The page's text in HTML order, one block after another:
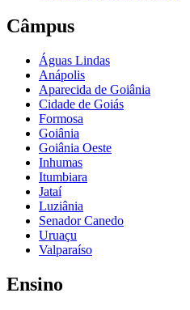
Câmpus
Águas Lindas
Anápolis
Aparecida de Goiânia
Cidade de Goiás
Formosa
Goiânia
Goiânia Oeste
Inhumas
Itumbiara
Jataí
Luziânia
Senador Canedo
Uruaçu
Valparaíso
Ensino